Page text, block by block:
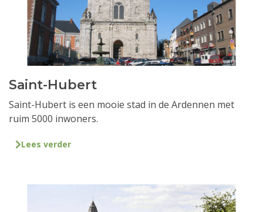
Saint-Hubert
Saint-Hubert is een mooie stad in de Ardennen met
ruim 5000 inwoners.
Lees verder